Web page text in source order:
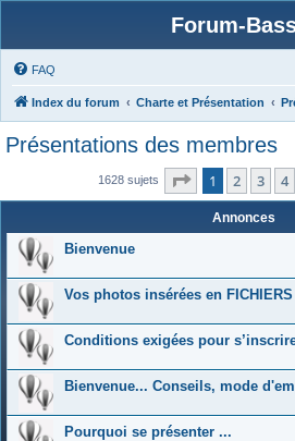
Forum-
FAQ
Index du forum Charte et Présentation
Présentations des membres
1628 sujets Page 1sur66
1 2 3 4
Annonces
Bienvenue
Vos photos insérées en
Conditions exigées pour
Bienvenue... Conseils, mode
Pourquoi se présenter ...